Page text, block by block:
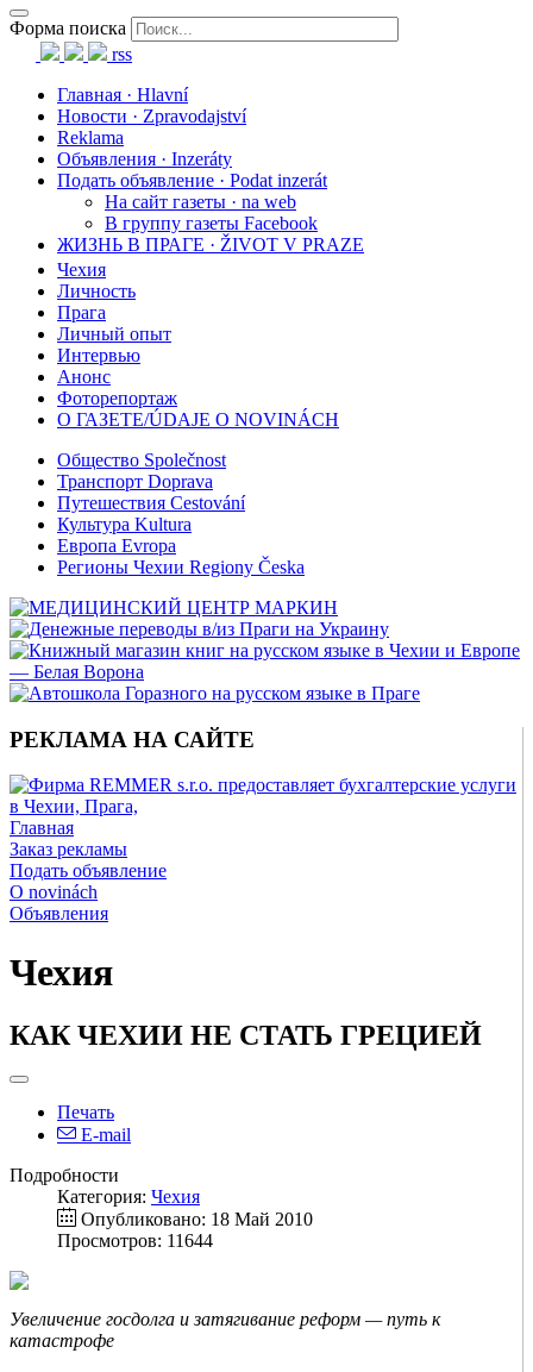
Форма поиска
rss
Главная · Hlavní
Новости · Zpravodajství
Reklama
Объявления · Inzeráty
Подать объявление · Podat inzerát
На сайт газеты · na web
В группу газеты Facebook
ЖИЗНЬ В ПРАГЕ · ŽIVOT V PRAZE
Чехия
Личность
Прага
Личный опыт
Интервью
Анонс
Фоторепортаж
О ГАЗЕТЕ/ÚDAJE O NOVINÁCH
Общество Společnost
Транспорт Doprava
Путешествия Cestování
Культура Kultura
Европа Evropa
Регионы Чехии Regiony Česka
РЕКЛАМА НА САЙТЕ
Главная
Заказ рекламы
Подать объявление
O novinách
Объявления
Чехия
КАК ЧЕХИИ НЕ СТАТЬ ГРЕЦИЕЙ
Печать
E-mail
Подробности
Категория: Чехия
Опубликовано: 18 Май 2010
Просмотров: 11644
Увеличение госдолга и затягивание реформ — путь к
катастрофе